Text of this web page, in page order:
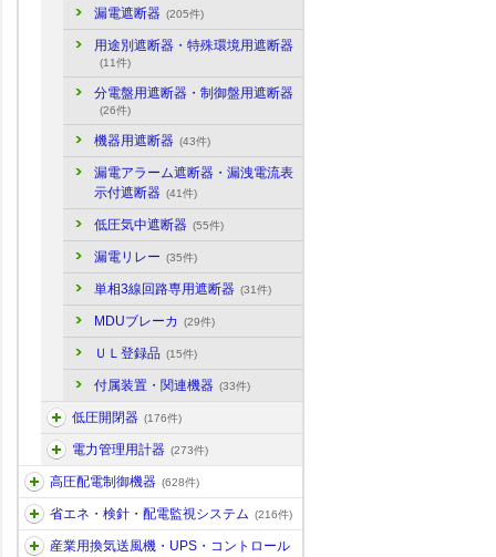
漏電遮断器 (205件)
用途別遮断器・特殊環境用遮断器
(11件)
分電盤用遮断器・制御盤用遮断器
(26件)
機器用遮断器 (43件)
漏電アラーム遮断器・漏洩電流表
示付遮断器 (41件)
低圧気中遮断器 (55件)
漏電リレー (35件)
単相3線回路専用遮断器 (31件)
MDUブレーカ (29件)
ＵＬ登録品 (15件)
付属装置・関連機器 (33件)
低圧開閉器 (176件)
電力管理用計器 (273件)
高圧配電制御機器 (628件)
省エネ・検針・配電監視システム (216件)
産業用換気送風機・UPS・コントロール